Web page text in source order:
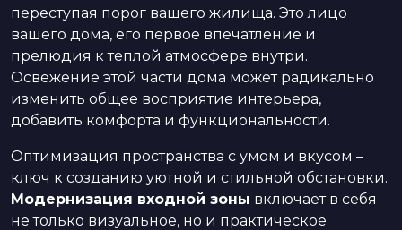
переступая порог вашего жилища. Это лицо
вашего дома, его первое впечатление и
прелюдия к теплой атмосфере внутри.
Освежение этой части дома может радикально
изменить общее восприятие интерьера,
добавить комфорта и функциональности.
Оптимизация пространства с умом и вкусом –
ключ к созданию уютной и стильной обстановки.
Модернизация входной зоны включает в себя
не только визуальное, но и практическое